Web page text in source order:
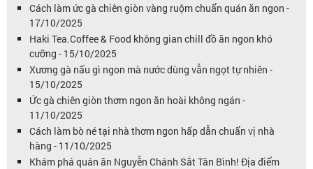
Cách làm ức gà chiên giòn vàng ruộm chuẩn quán ăn ngon -
17/10/2025
Haki Tea.Coffee & Food không gian chill đồ ăn ngon khó
cưỡng - 15/10/2025
Xương gà nấu gì ngon mà nước dùng vẫn ngọt tự nhiên -
15/10/2025
Ức gà chiên giòn thơm ngon ăn hoài không ngán -
11/10/2025
Cách làm bò né tại nhà thơm ngon hấp dẫn chuẩn vị nhà
hàng - 11/10/2025
Khám phá quán ăn Nguyễn Chánh Sắt Tân Bình! Địa điểm